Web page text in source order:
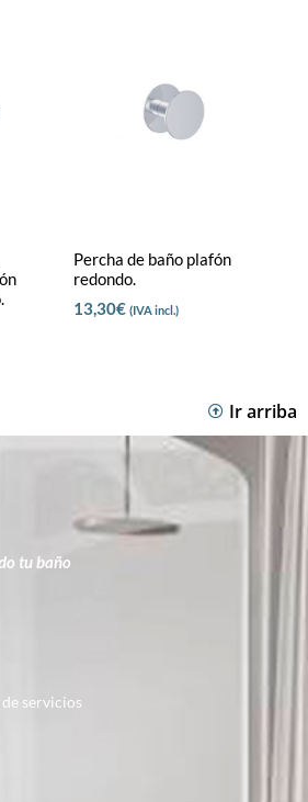
Percha de baño plafón
redondo.
13,30€ (IVA incl.)
Ir arriba
tu baño
servicios